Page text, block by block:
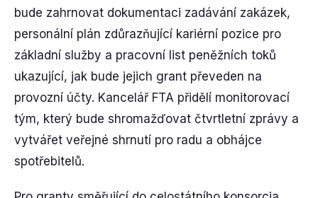
bude zahrnovat dokumentaci zadávání zakázek,
personální plán zdůrazňující kariérní pozice pro
základní služby a pracovní list peněžních toků
ukazující, jak bude jejich grant převeden na
provozní účty. Kancelář FTA přidělí monitorovací
tým, který bude shromažďovat čtvrtletní zprávy a
vytvářet veřejné shrnutí pro radu a obhájce
spotřebitelů.